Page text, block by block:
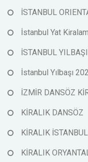
İSTANBUL
İstanbul Yat
İSTANBUL
İstanbul Yılbaşı
İZMİR DANSÖZ
KİRALIK DANSÖZ
KİRALIK
KİRALIK